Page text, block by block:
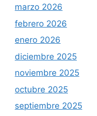
marzo 2026
febrero 2026
enero 2026
diciembre 2025
noviembre 2025
octubre 2025
septiembre 2025